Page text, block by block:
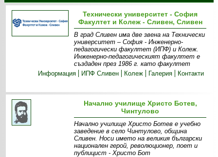
Технически университет - София
Факултет и Колеж - Сливен, Сливен
В град Сливен има две звена на Технически
университет – София - Инженерно-
педагогически факултет (ИПФ) и Колеж.
Инженерно-педагогическият факултет е
създаден през 1986 г. като факултет
Информация
ИПФ Сливен Колеж Галерия Контакти
Начално училище Христо Ботев,
Чинтулово
Начално училище Христо Ботев е учебно
заведение в село Чинтулово, община
Сливен. Носи името на великия български
национален герой, революционер, поет и
публицист - Христо Бот